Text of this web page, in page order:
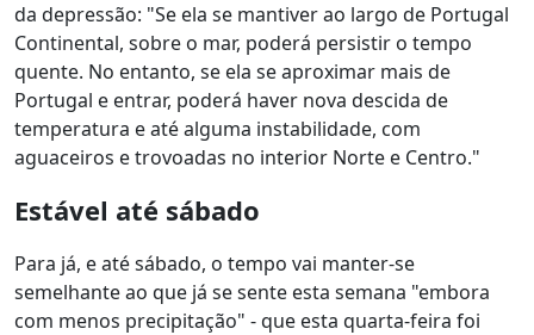
da depressão: "Se ela se mantiver ao largo de Portugal
Continental, sobre o mar, poderá persistir o tempo
quente. No entanto, se ela se aproximar mais de
Portugal e entrar, poderá haver nova descida de
temperatura e até alguma instabilidade, com
aguaceiros e trovoadas no interior Norte e Centro."
Estável até sábado
Para já, e até sábado, o tempo vai manter-se
semelhante ao que já se sente esta semana "embora
com menos precipitação" - que esta quarta-feira foi